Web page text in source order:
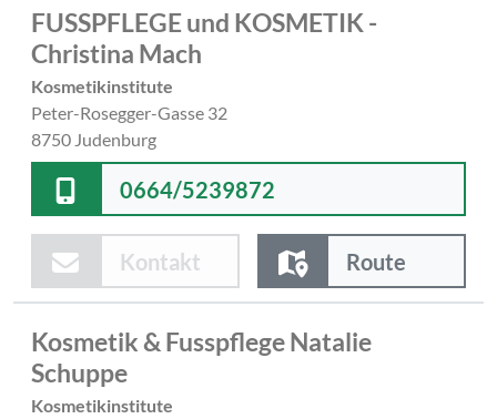
FUSSPFLEGE und KOSMETIK -
Christina Mach
Kosmetikinstitute
Peter-Rosegger-Gasse 32
8750 Judenburg
0664/5239872
Kontakt Route
Kosmetik & Fusspflege Natalie
Schuppe
Kosmetikinstitute